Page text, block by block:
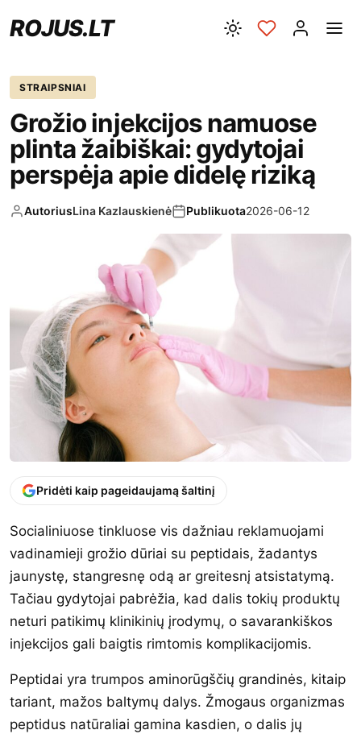
ROJUS.LT
STRAIPSNIAI
Grožio injekcijos namuose
plinta žaibiškai: gydytojai
perspėja apie didelę riziką
AutoriusLina Kazlauskienė Publikuota2026-06-12
Pridėti kaip pageidaujamą šaltinį
Socialiniuose tinkluose vis dažniau reklamuojami
vadinamieji grožio dūriai su peptidais, žadantys
jaunystę, stangresnę odą ar greitesnį atsistatymą.
Tačiau gydytojai pabrėžia, kad dalis tokių produktų
neturi patikimų klinikinių įrodymų, o savarankiškos
injekcijos gali baigtis rimtomis komplikacijomis.
Peptidai yra trumpos aminorūgščių grandinės, kitaip
tariant, mažos baltymų dalys. Žmogaus organizmas
peptidus natūraliai gamina kasdien, o dalis jų